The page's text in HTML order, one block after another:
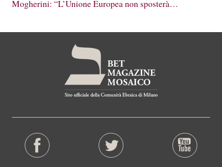
Mogherini: “L’Unione Europea non sposterà…